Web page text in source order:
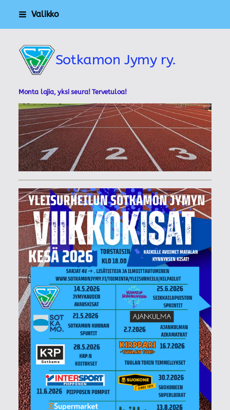
Siirry
Valikko
Sotkamon Jymy ry.
Monta lajia, yksi seura! Tervetuloa!